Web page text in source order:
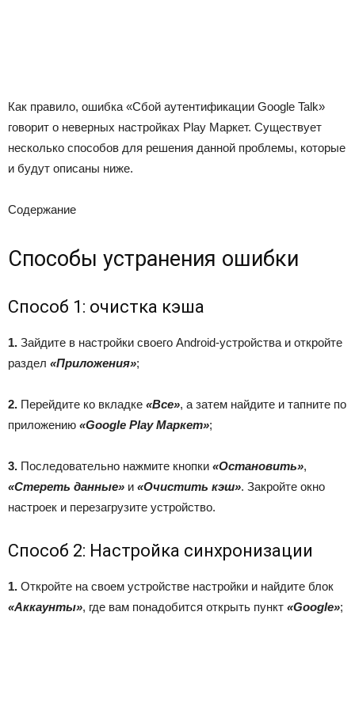
Как правило, ошибка «Сбой аутентификации Google Talk»
говорит о неверных настройках Play Маркет. Существует
несколько способов для решения данной проблемы, которые
и будут описаны ниже.
Содержание
Способы устранения ошибки
Способ 1: очистка кэша
1. Зайдите в настройки своего Android-устройства и откройте
раздел «Приложения»;
2. Перейдите ко вкладке «Все», а затем найдите и тапните по
приложению «Google Play Маркет»;
3. Последовательно нажмите кнопки «Остановить»,
«Стереть данные» и «Очистить кэш». Закройте окно
настроек и перезагрузите устройство.
Способ 2: Настройка синхронизации
1. Откройте на своем устройстве настройки и найдите блок
«Аккаунты», где вам понадобится открыть пункт «Google»;